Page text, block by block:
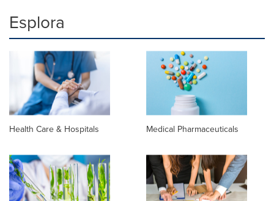
Esplora
Health Care & Hospitals Medical Pharmaceuticals